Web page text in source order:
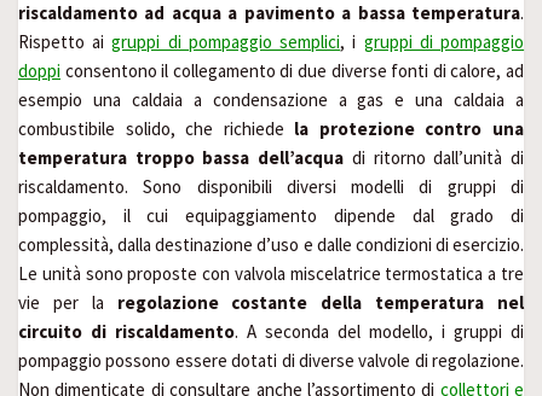
riscaldamento ad acqua a pavimento a bassa temperatura.
Rispetto aigruppi di pompaggio semplici, i gruppi di pompaggio
doppi consentono il collegamento di due diverse fonti di calore, ad
esempio una caldaia a condensazione a gas e una caldaia a
combustibile solido, che richiede la protezione contro una
temperatura troppo bassa dell’acqua di ritorno dall’unità di
riscaldamento. Sono disponibili diversi modelli di gruppi di
pompaggio, il cui equipaggiamento dipende dal grado di
complessità, dalla destinazione d’uso e dalle condizioni di esercizio.
Le unità sono proposte con valvola miscelatrice termostatica a tre
vie per la regolazione costante della temperatura nel
circuito di riscaldamento. A seconda del modello, i gruppi di
pompaggio possono essere dotati di diverse valvole di regolazione.
Non dimenticate di consultare anche l’assortimento di collettori e